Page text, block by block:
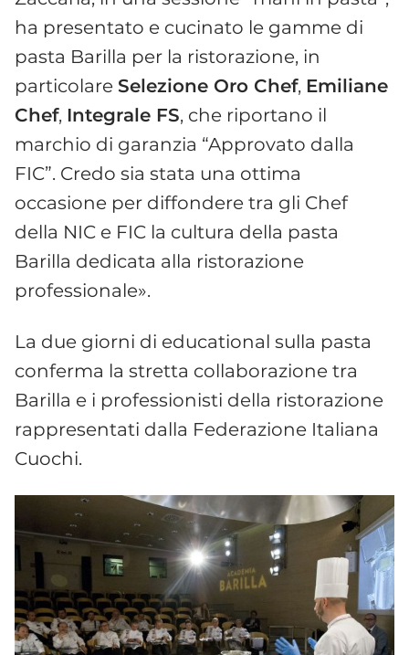
ha presentato e cucinato le gamme di
pasta Barilla per la ristorazione, in
particolare Selezione Oro Chef, Emiliane
Chef, Integrale FS, che riportano il
marchio di garanzia “Approvato dalla
FIC”. Credo sia stata una ottima
occasione per diffondere tra gli Chef
della NIC e FIC la cultura della pasta
Barilla dedicata alla ristorazione
professionale».
La due giorni di educational sulla pasta
conferma la stretta collaborazione tra
Barilla e i professionisti della ristorazione
rappresentati dalla Federazione Italiana
Cuochi.